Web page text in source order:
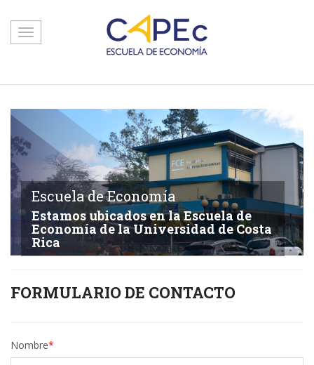
Toggle
Escuela de Economía
Estamos ubicados en la Escuela de
Economía de la Universidad de Costa
Rica
FORMULARIO DE CONTACTO
Nombre*